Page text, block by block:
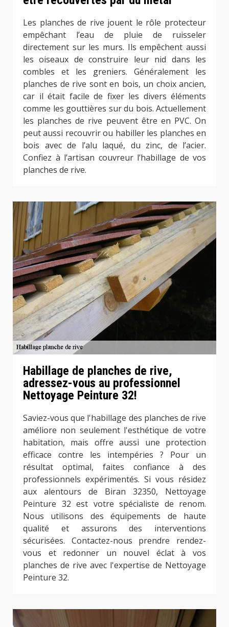
Les planches de rive jouent le rôle protecteur
empêchant l’eau de pluie de ruisseler
directement sur les murs. Ils empêchent aussi
les oiseaux de construire leur nid dans les
combles et les greniers. Généralement les
planches de rive sont en bois, un choix ancien,
car il était facile de fixer les divers éléments
comme les gouttières sur du bois. Actuellement
les planches de rive peuvent être en PVC. On
peut aussi recouvrir ou habiller les planches en
bois avec de l’alu laqué, du zinc, de l’acier.
Confiez à l’artisan couvreur l’habillage de vos
planches de rive.
Habillage de planches de rive,
adressez-vous au professionnel
Nettoyage Peinture 32!
Saviez-vous que l'habillage des planches de rive
améliore non seulement l'esthétique de votre
habitation, mais offre aussi une protection
efficace contre les intempéries ? Pour un
résultat optimal, faites confiance à des
professionnels expérimentés. Si vous résidez
aux alentours de Biran 32350, Nettoyage
Peinture 32 est votre spécialiste de renom.
Nous utilisons des équipements de haute
qualité et assurons des interventions
sécurisées. Contactez-nous prendre rendez-
vous et redonner un nouvel éclat à vos
planches de rive avec l'expertise de Nettoyage
Peinture 32.